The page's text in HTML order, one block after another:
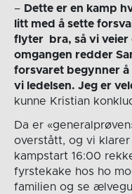
– Dette er en kamp
litt med å sette
flyter bra, så vi veier
omgangen redder
forsvaret begynner å
vi ledelsen. Jeg er
kunne Kristian
Da er
overstått, og vi
kampstart 16:00
fyrstekake hos ho
familien og se